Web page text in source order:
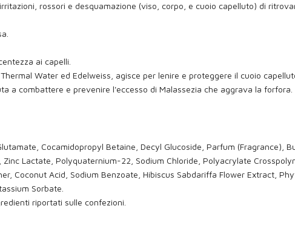
rossori e desquamazione (viso, corpo, e cuoio capelluto) di
ai capelli.
Water ed Edelweiss, agisce per lenire e proteggere il cuoio
a combattere e prevenire l'eccesso di Malassezia che aggrava la forfora.
Cocamidopropyl Betaine, Decyl Glucoside, Parfum (Fragrance),
Lactate, Polyquaternium-22, Sodium Chloride, Polyacrylate
Coconut Acid, Sodium Benzoate, Hibiscus Sabdariffa Flower Extract,
Sorbate.
riportati sulle confezioni.